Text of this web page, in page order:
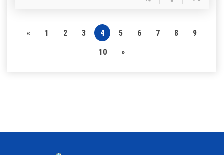
« 1 2 3 4 5 6 7 8
9
10
»